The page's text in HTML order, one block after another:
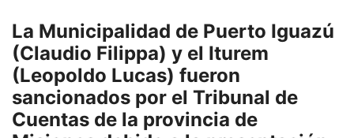
La Municipalidad de Puerto Iguazú
(Claudio Filippa) y el Iturem
(Leopoldo Lucas) fueron
sancionados por el Tribunal de
Cuentas de la provincia de